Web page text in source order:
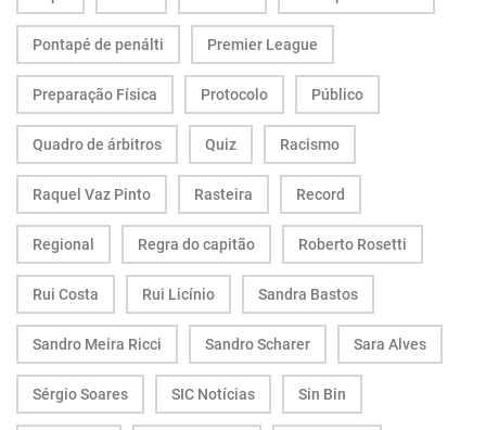
Pontapé de penálti Premier League
Preparação Física Protocolo Público
Quadro de árbitros Quiz Racismo
Raquel Vaz Pinto Rasteira Record
Regional Regra do capitão Roberto Rosetti
Rui Costa Rui Licínio Sandra Bastos
Sandro Meira Ricci Sandro Scharer Sara Alves
Sérgio Soares SIC Notícias Sin Bin